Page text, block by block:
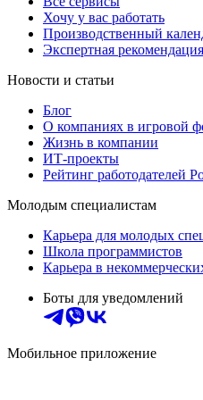
Хочу у вас работать
Производственный
Экспертная рекомендация
Новости и статьи
Блог
О компаниях в игровой
Жизнь в компании
ИТ-проекты
Рейтинг работодателей
Молодым специалистам
Карьера для молодых
Школа программистов
Карьера в
Боты для уведомлений
Мобильное приложение